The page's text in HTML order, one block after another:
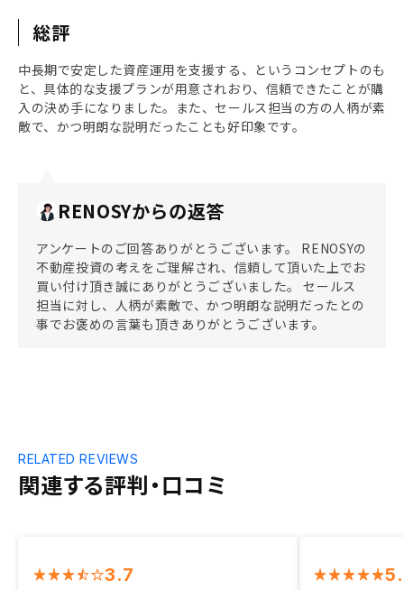
総評
中長期で安定した資産運用を支援する、というコンセプトのも
と、具体的な支援プランが用意されおり、信頼できたことが購
入の決め手になりました。また、セールス担当の方の人柄が素
敵で、かつ明朗な説明だったことも好印象です。
RENOSYからの返答
アンケートのご回答ありがとうございます。 RENOSYの
不動産投資の考えをご理解され、信頼して頂いた上でお
買い付け頂き誠にありがとうございました。 セールス
担当に対し、人柄が素敵で、かつ明朗な説明だったとの
事でお褒めの言葉も頂きありがとうございます。
関連する評判・口コミ
RELATED REVIEWS
3.7